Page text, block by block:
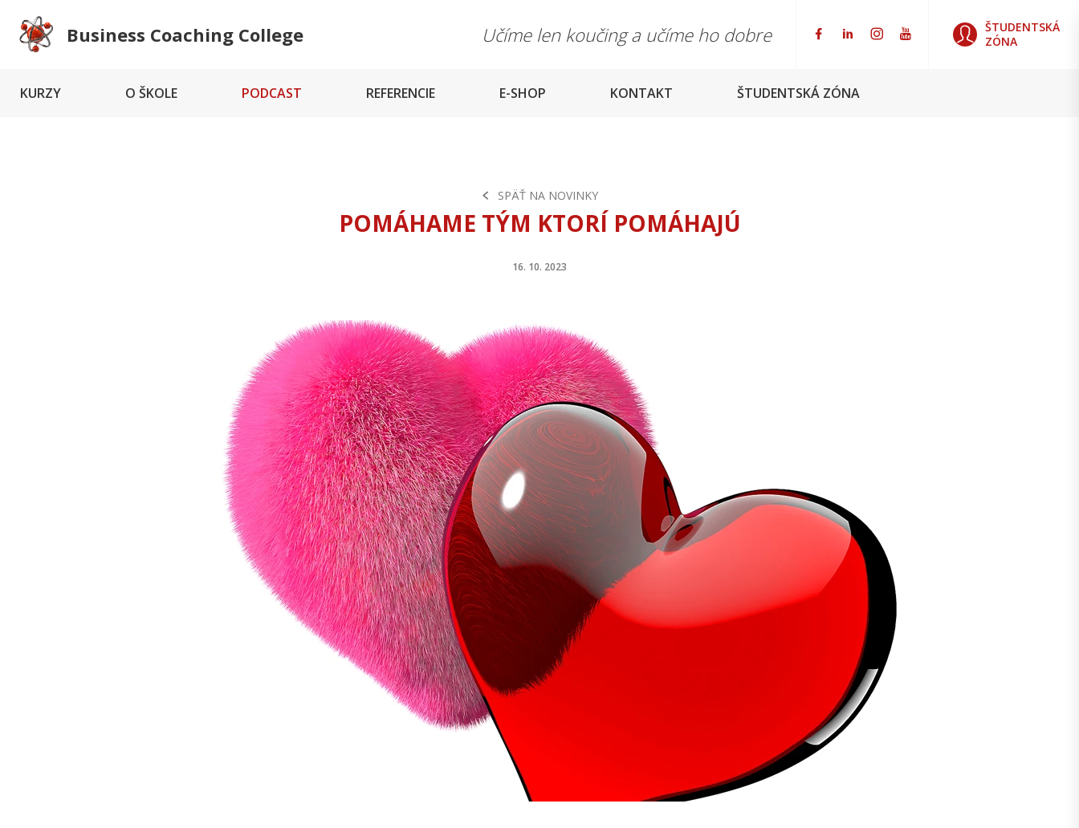
Business Coaching College Učíme len koučing a učíme ho dobre
ŠTUDENTSKÁ
ZÓNA
KURZY O ŠKOLE PODCAST REFERENCIE E-SHOP KONTAKT ŠTUDENTSKÁ ZÓNA
SPÄŤ NA NOVINKY
POMÁHAME TÝM KTORÍ POMÁHAJÚ
16. 10. 2023